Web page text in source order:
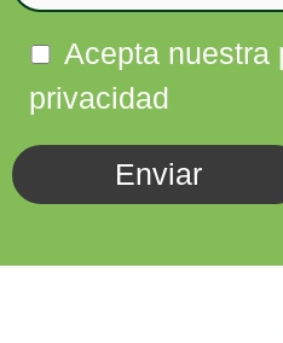
Acepta nuestra
privacidad